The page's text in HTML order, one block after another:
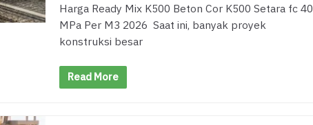
Harga Ready Mix K500 Beton Cor K500 Setara fc 40
MPa Per M3 2026 Saat ini, banyak proyek
konstruksi besar
Read More